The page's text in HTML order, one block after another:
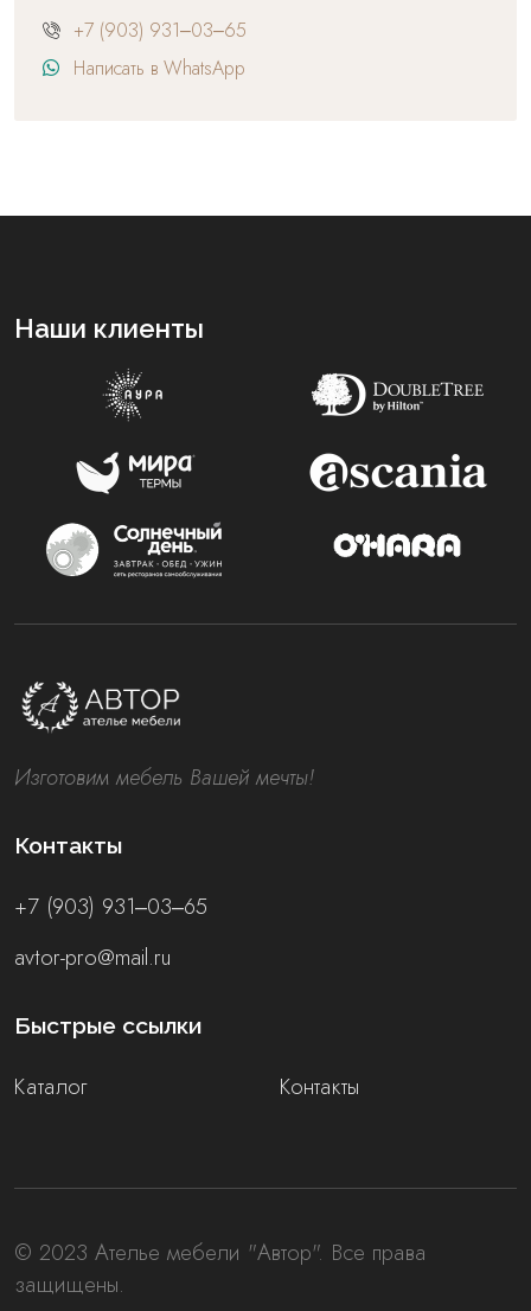
+7 (903) 931‒03‒65
Написать в WhatsApp
Наши клиенты
Изготовим мебель Вашей мечты!
Контакты
+7 (903) 931‒03‒65
avtor-pro@mail.ru
Быстрые ссылки
Каталог Контакты
© 2023 Ателье мебели "Автор". Все права
защищены.